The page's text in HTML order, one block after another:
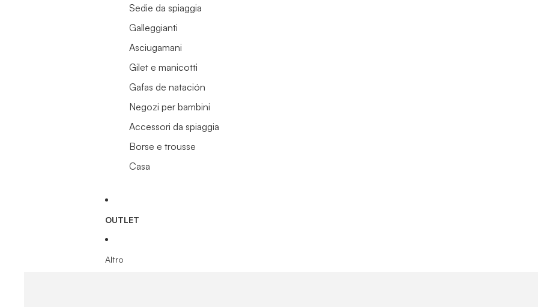
Sedie da spiaggia
Galleggianti
Asciugamani
Gilet e manicotti
Gafas de natación
Negozi per bambini
Accessori da spiaggia
Borse e trousse
Casa
OUTLET
Altro